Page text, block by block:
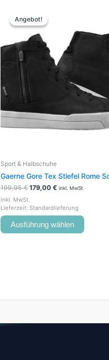
Angebot!
Angebot!
Sport & Halbschuhe
Gaerne Gore Tex Stiefel Rome
199,95€
Preis
war:
199,95 €
179,00 €
179,00 €.
inkl. MwSt
inkl. MwSt.
Lieferzeit: Standardlieferung
Ausführung wählen
weist
können
der